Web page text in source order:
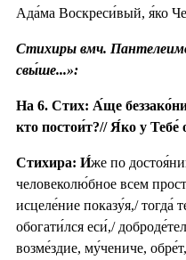
Ада́ма Воскреси́вый, я́ко
Стихиры вмч.
свы́ше...»:
На 6. Стих: А́ще
кто постои́т?// Я́ко у Тебе́
Стихира: И́же по
человеколю́бное всем
исцеле́ние показу́я,/ тогда́
обогати́лся еси́,/
возме́здие, му́чениче,